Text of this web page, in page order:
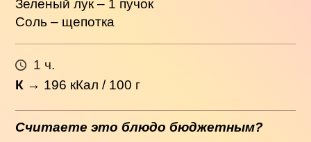
Зеленый лук – 1 пучок
Соль – щепотка
1 ч.
К → 196 кКал / 100 г
Считаете это блюдо бюджетным?